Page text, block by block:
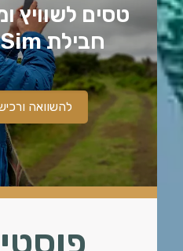
טסים לשוויץ
חבילת eSim לרכוש?
להשוואה